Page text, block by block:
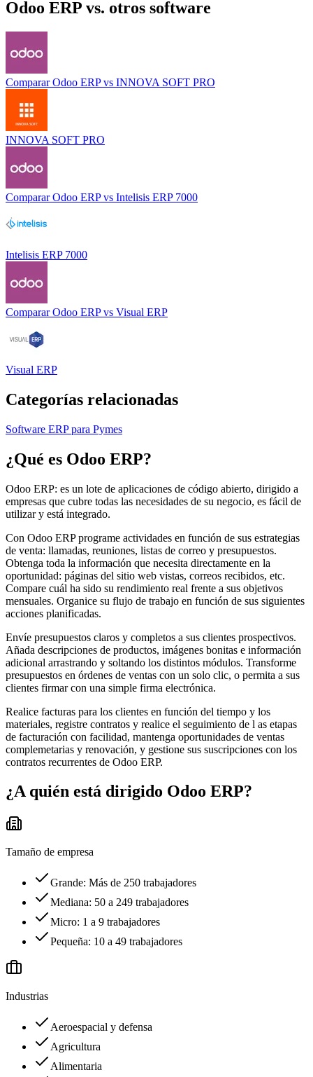
Odoo ERP vs. otros software
Comparar Odoo ERPvs INNOVA SOFT PRO
INNOVA SOFT PRO
Comparar Odoo ERPvs Intelisis ERP 7000
Intelisis ERP 7000
Comparar Odoo ERPvs Visual ERP
Visual ERP
Categorías relacionadas
Software ERP para Pymes
¿Qué es Odoo ERP?
Odoo ERP: es un lote de aplicaciones de código abierto, dirigido a
empresas que cubre todas las necesidades de su negocio, es fácil de
utilizar y está integrado.
Con Odoo ERP programe actividades en función de sus estrategias
de venta: llamadas, reuniones, listas de correo y presupuestos.
Obtenga toda la información que necesita directamente en la
oportunidad: páginas del sitio web vistas, correos recibidos, etc.
Compare cuál ha sido su rendimiento real frente a sus objetivos
mensuales. Organice su flujo de trabajo en función de sus siguientes
acciones planificadas.
Envíe presupuestos claros y completos a sus clientes prospectivos.
Añada descripciones de productos, imágenes bonitas e información
adicional arrastrando y soltando los distintos módulos. Transforme
presupuestos en órdenes de ventas con un solo clic, o permita a sus
clientes firmar con una simple firma electrónica.
Realice facturas para los clientes en función del tiempo y los
materiales, registre contratos y realice el seguimiento de l as etapas
de facturación con facilidad, mantenga oportunidades de ventas
complemetarias y renovación, y gestione sus suscripciones con los
contratos recurrentes de Odoo ERP.
¿A quién está dirigido Odoo ERP?
Tamaño de empresa
Grande: Más de 250 trabajadores
Mediana: 50 a 249 trabajadores
Micro: 1 a 9 trabajadores
Pequeña: 10 a 49 trabajadores
Industrias
Aeroespacial y defensa
Agricultura
Alimentaria